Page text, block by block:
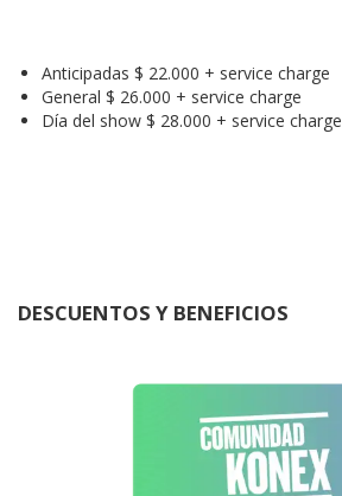
Anticipadas $ 22.000 + service charge
General $ 26.000 + service charge
Día del show $ 28.000 + service charge
DESCUENTOS Y BENEFICIOS